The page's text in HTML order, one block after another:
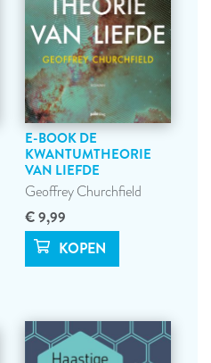
E-BOOK DE
KWANTUMTHEORIE
VAN LIEFDE
Geoffrey Churchfield
€ 9,99